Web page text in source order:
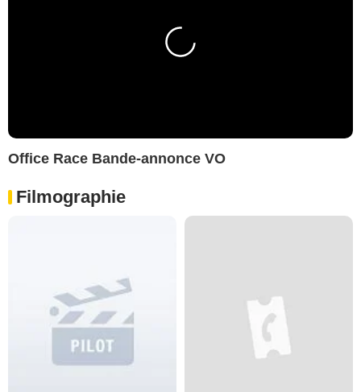
Office Race Bande-annonce VO
Filmographie